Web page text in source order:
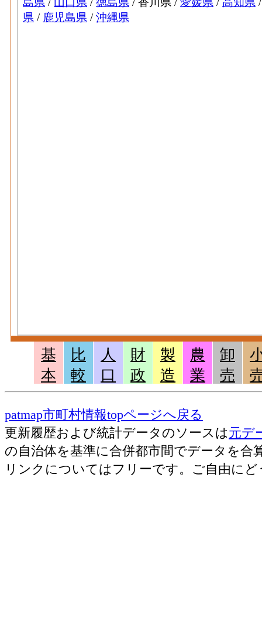
基
本
比
較
人
口
財
政
製
造
農
業
卸
売
patmap市町村情報topページへ戻る
更新履歴および統計データのソースは元デ
の自治体を基準に合併都市間でデータを合
リンクについてはフリーです。ご自由にど